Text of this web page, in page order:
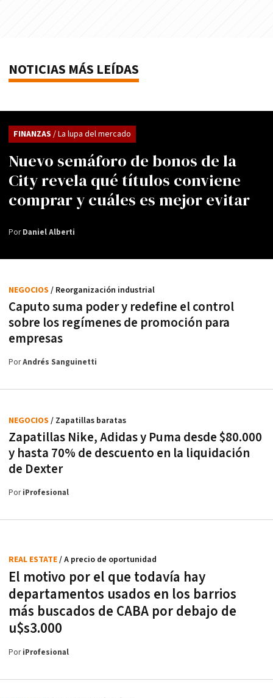
NOTICIAS MÁS LEÍDAS
Nuevo semáforo de bonos de la
City revela qué títulos conviene
comprar y cuáles es mejor evitar
FINANZAS / La lupa del mercado
PorDaniel Alberti
Caputo suma poder y redefine el control
sobre los regímenes de promoción para
empresas
NEGOCIOS / Reorganización industrial
PorAndrés Sanguinetti
Zapatillas Nike, Adidas y Puma desde $80.000
y hasta 70% de descuento en la liquidación
de Dexter
NEGOCIOS / Zapatillas baratas
PoriProfesional
El motivo por el que todavía hay
departamentos usados en los barrios
más buscados de CABA por debajo de
u$s3.000
REAL ESTATE/ A precio de oportunidad
PoriProfesional